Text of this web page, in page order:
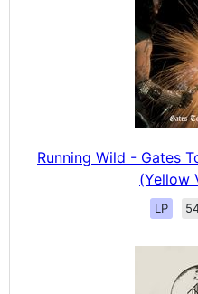
Running Wild - Gates
(Yellow
LP